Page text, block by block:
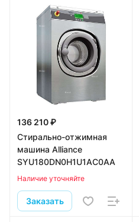
136 210 ₽
Стирально-отжимная
машина Alliance
SYU180DN0H1U1AC0AA
Наличие уточняйте
Заказать